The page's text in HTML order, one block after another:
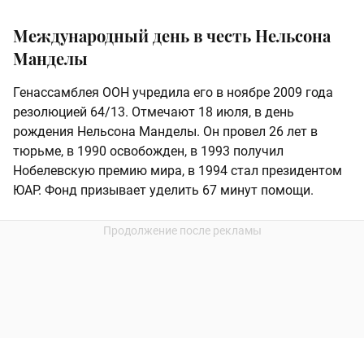
Международный день в честь Нельсона
Манделы
Генассамблея ООН учредила его в ноябре 2009 года
резолюцией 64/13. Отмечают 18 июля, в день
рождения Нельсона Манделы. Он провел 26 лет в
тюрьме, в 1990 освобожден, в 1993 получил
Нобелевскую премию мира, в 1994 стал президентом
ЮАР. Фонд призывает уделить 67 минут помощи.